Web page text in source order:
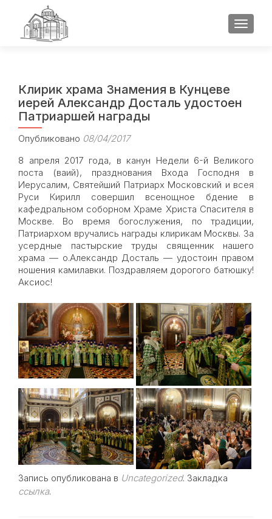
Клирик храма Знамения в Кунцеве
иерей Александр Досталь удостоен
Патриаршей награды
Опубликовано 08/04/2017
8 апреля 2017 года, в канун Недели 6-й Великого
поста (ваий), празднования Входа Господня в
Иерусалим, Святейший Патриарх Московский и всея
Руси Кирилл совершил всенощное бдение в
кафедральном соборном Храме Христа Спасителя в
Москве. Во время богослужения, по традиции,
Патриархом вручались награды клирикам Москвы. За
усердные пастырские труды священник нашего
храма — о.Александр Досталь — удостоин правом
ношения камилавки. Поздравляем дорогого батюшку!
Аксиос!
Запись опубликована в Uncategorized. Закладка
ссылка.